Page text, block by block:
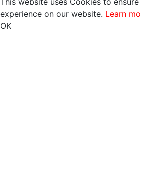
experience on our website. Learn
OK